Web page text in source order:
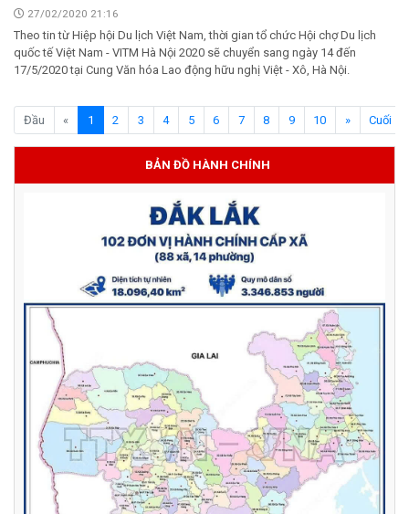
27/02/2020 21:16
Theo tin từ Hiệp hội Du lịch Việt Nam, thời gian tổ chức Hội chợ Du lịch
quốc tế Việt Nam - VITM Hà Nội 2020 sẽ chuyển sang ngày 14 đến
17/5/2020 tại Cung Văn hóa Lao động hữu nghị Việt - Xô, Hà Nội.
Đầu « 1 (current)
2 3 4 5 6 7 8 9 10 » Cuối
BẢN ĐỒ HÀNH CHÍNH